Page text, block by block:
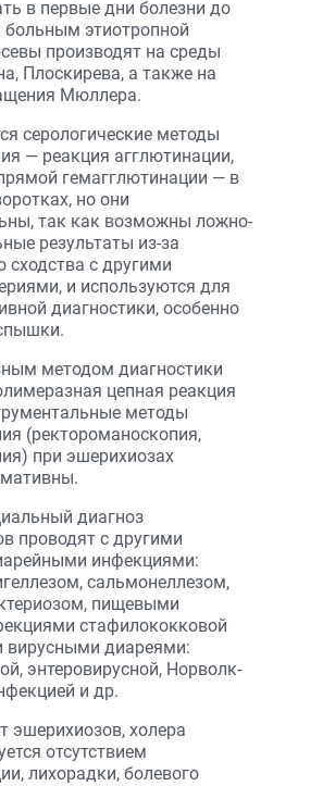
в первые дни болезни до
больным этиотропной
производят на среды
Плоскирева, а также на
Мюллера.
серологические методы
— реакция агглютинации,
гемагглютинации — в
но они
так как возможны ложно-
результаты из-за
сходства с другими
и используются для
диагностики, особенно
методом диагностики
цепная реакция
методы
(ректоромано­скопия,
при эшерихиозах
диагноз
проводят с другими
инфекциями:
сальмонеллезом,
пищевыми
стафилококковой
вирусными диареями:
энтеровирусной, Норволк-
и др.
эшерихиозов, холера
отсутствием
лихорадки, болевого